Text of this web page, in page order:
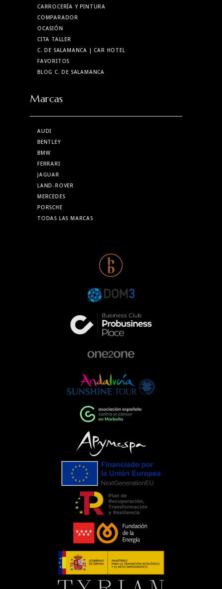
CARROCERÍA Y PINTURA
COMPARADOR
OCASIÓN
CITA TALLER
C. DE SALAMANCA | CAR HOTEL
FAVORITOS
BLOG C. DE SALAMANCA
Marcas
AUDI
BENTLEY
BMW
FERRARI
JAGUAR
LAND-ROVER
MERCEDES
PORSCHE
TODAS LAS MARCAS